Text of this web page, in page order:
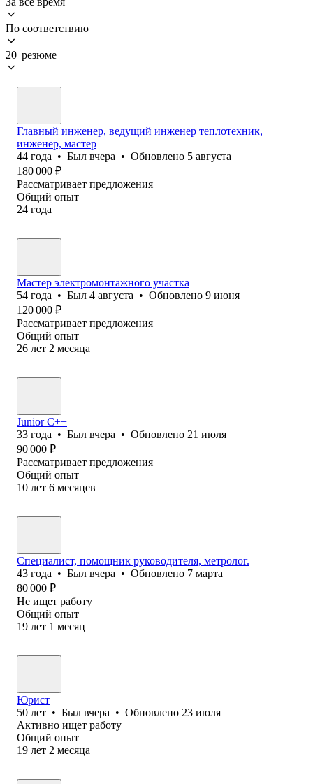
По соответствию
20 резюме
Главный инженер, ведущий инженер теплотехник,
инженер, мастер
44 года • Был вчера • Обновлено 5 августа
180 000 ₽
Рассматривает предложения
Общий опыт
24 года
Мастер электромонтажного участка
54 года • Был 4 августа • Обновлено 9 июня
120 000 ₽
Рассматривает предложения
Общий опыт
26 лет 2 месяца
Junior С++
33 года • Был вчера • Обновлено 21 июля
90 000 ₽
Рассматривает предложения
Общий опыт
10 лет 6 месяцев
Специалист, помощник руководителя, метролог.
43 года • Был вчера • Обновлено 7 марта
80 000 ₽
Не ищет работу
Общий опыт
19 лет 1 месяц
Юрист
50 лет • Был вчера • Обновлено 23 июля
Активно ищет работу
Общий опыт
19 лет 2 месяца